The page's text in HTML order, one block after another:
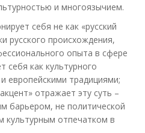
и многоязычием.
себя не как «русский
русского происхождения,
опыта в сфере
себя как культурного
европейскими традициями;
отражает эту суть –
барьером, не политической
культурным отпечатком в